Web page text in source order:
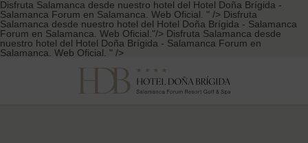
Disfruta Salamanca desde nuestro hotel del Hotel Doña Brígida -
Salamanca Forum en Salamanca. Web Oficial. " /> Disfruta
Salamanca desde nuestro hotel del Hotel Doña Brígida - Salamanca
Forum en Salamanca. Web Oficial."/> Disfruta Salamanca desde
nuestro hotel del Hotel Doña Brígida - Salamanca Forum en
Salamanca. Web Oficial. " />
del Hotel Doña Brígida - Salamanca Forum en Salamanca. Web